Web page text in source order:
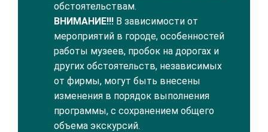
обстоятельствам.
ВНИМАНИЕ!!! В зависимости от
мероприятий в городе, особенностей
работы музеев, пробок на дорогах и
других обстоятельств, независимых
от фирмы, могут быть внесены
изменения в порядок выполнения
программы, с сохранением общего
объема экскурсий.